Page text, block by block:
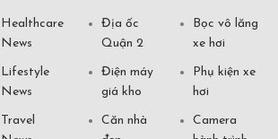
Healthcare
News
Lifestyle
News
Travel
Địa ốc
Quận 2
Điện máy
giá kho
Căn nhà
Bọc vô lăng
xe hơi
Phụ kiện xe
hơi
Camera